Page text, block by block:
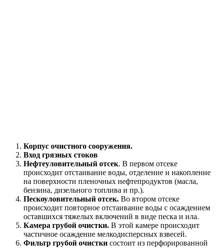
Корпус очистного сооружения.
Вход грязных стоков
Нефтеуловительный отсек. В первом отсеке
происходит отстаивание воды, отделение и накопление
на поверхности пленочных нефтепродуктов (масла,
бензина, дизельного топлива и пр.).
Пескоуловительный отсек. Во втором отсеке
происходит повторное отстаивание воды с осаждением
оставшихся тяжелых включений в виде песка и ила.
Камера грубой очистки. В этой камере происходит
частичное осаждение мелкодисперсных взвесей.
Фильтр грубой очистки состоит из перфорированной